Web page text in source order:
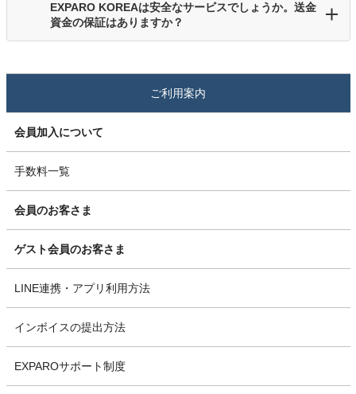
EXPARO KOREAは安全なサービスでしょうか。送金
資金の保証はありますか？
ご利用案内
会員加入について
手数料一覧
会員のお客さま
ゲスト会員のお客さま
LINE連携・アプリ利用方法
インボイスの提出方法
EXPAROサポート制度